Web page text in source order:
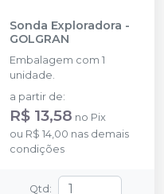
Sonda Exploradora -
GOLGRAN
Embalagem com 1
unidade.
a partir de:
R$ 13,58 no Pix
ou R$ 14,00 nas demais
condições
Qtd :